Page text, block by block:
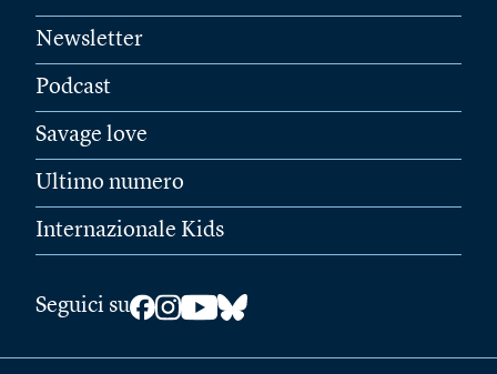
Newsletter
Podcast
Savage love
Ultimo numero
Internazionale Kids
Seguici su